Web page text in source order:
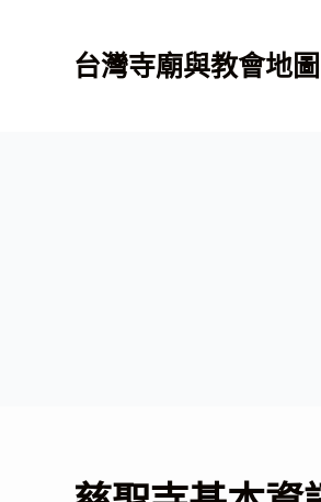
台灣寺廟與教會地圖